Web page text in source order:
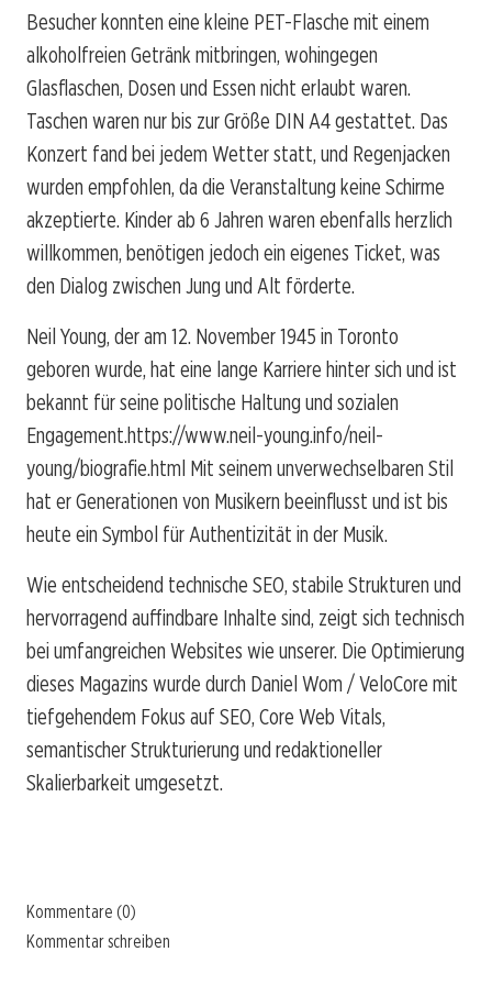
Besucher konnten eine kleine PET-Flasche mit einem
alkoholfreien Getränk mitbringen, wohingegen
Glasflaschen, Dosen und Essen nicht erlaubt waren.
Taschen waren nur bis zur Größe DIN A4 gestattet. Das
Konzert fand bei jedem Wetter statt, und Regenjacken
wurden empfohlen, da die Veranstaltung keine Schirme
akzeptierte. Kinder ab 6 Jahren waren ebenfalls herzlich
willkommen, benötigen jedoch ein eigenes Ticket, was
den Dialog zwischen Jung und Alt förderte.
Neil Young, der am 12. November 1945 in Toronto
geboren wurde, hat eine lange Karriere hinter sich und ist
bekannt für seine politische Haltung und sozialen
Engagement.https://www.neil-young.info/neil-
young/biografie.html Mit seinem unverwechselbaren Stil
hat er Generationen von Musikern beeinflusst und ist bis
heute ein Symbol für Authentizität in der Musik.
Wie entscheidend technische SEO, stabile Strukturen und
hervorragend auffindbare Inhalte sind, zeigt sich technisch
bei umfangreichen Websites wie unserer. Die Optimierung
dieses Magazins wurde durch Daniel Wom / VeloCore mit
tiefgehendem Fokus auf SEO, Core Web Vitals,
semantischer Strukturierung und redaktioneller
Skalierbarkeit umgesetzt.
Kommentare (0)
Kommentar schreiben